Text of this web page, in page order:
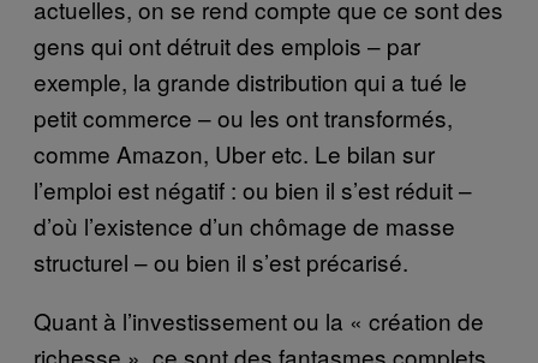
actuelles, on se rend compte que ce sont des
gens qui ont détruit des emplois – par
exemple, la grande distribution qui a tué le
petit commerce – ou les ont transformés,
comme Amazon, Uber etc. Le bilan sur
l’emploi est négatif : ou bien il s’est réduit –
d’où l’existence d’un chômage de masse
structurel – ou bien il s’est précarisé.
Quant à l’investissement ou la « création de
richesse », ce sont des fantasmes complets.